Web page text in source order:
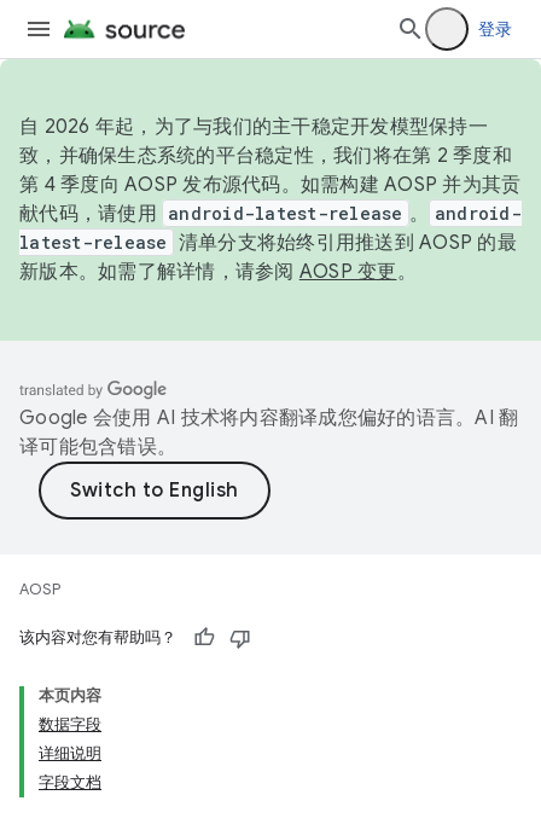
登录
自 2026 年起，为了与我们的主干稳定开发模型保持一
致，并确保生态系统的平台稳定性，我们将在第 2 季度和
第 4 季度向 AOSP 发布源代码。如需构建 AOSP 并为其贡
献代码，请使用 android-latest-release 。
android-
latest-release 清单分支将始终引用推送到 AOSP 的最
新版本。如需了解详情，请参阅 AOSP 变更。
Google 会使用 AI 技术将内容翻译成您偏好的语言。AI 翻
译可能包含错误。
AOSP
该内容对您有帮助吗？
本页内容
数据字段
详细说明
字段文档